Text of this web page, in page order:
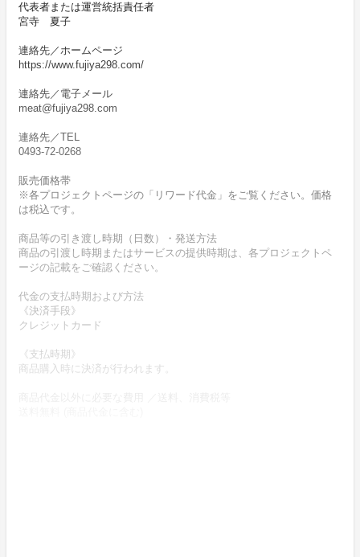
代表者または運営統括責任者
宮寺 夏子
連絡先／ホームページ
https://www.fujiya298.com/
連絡先／電子メール
meat@fujiya298.com
連絡先／TEL
0493-72-0268
販売価格帯
※各プロジェクトページの「リワード代金」をご覧ください。価格
は税込です。
商品等の引き渡し時期（日数）・発送方法
商品の引渡し時期またはサービスの提供時期は、各プロジェクトペ
ージの記載をご確認ください。
代金の支払時期および方法
《決済手段》
クレジットカード
《支払時期》
商品購入時に決済が行われます。